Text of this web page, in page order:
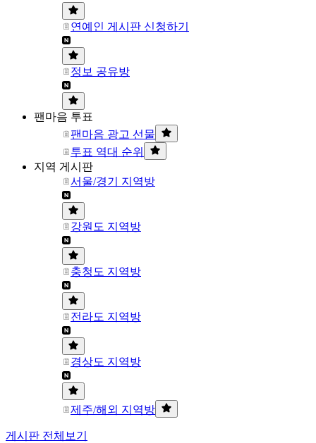
연예인 게시판 신청하기
정보 공유방
팬마음 투표
팬마음 광고 선물
투표 역대 순위
지역 게시판
서울/경기 지역방
강원도 지역방
충청도 지역방
전라도 지역방
경상도 지역방
제주/해외 지역방
게시판 전체보기